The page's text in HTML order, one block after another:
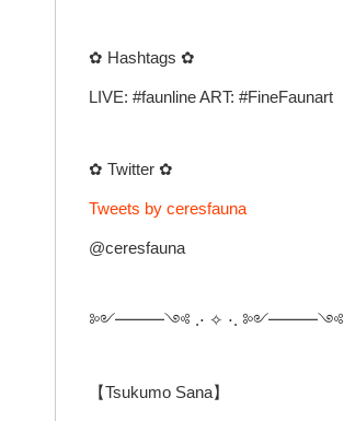
✿ Hashtags ✿
LIVE: #faunline ART: #FineFaunart
✿ Twitter ✿
Tweets by ceresfauna
@ceresfauna
༻━━━༺ .⋅ ✧ ⋅. ༻━━━༺
【Tsukumo Sana】